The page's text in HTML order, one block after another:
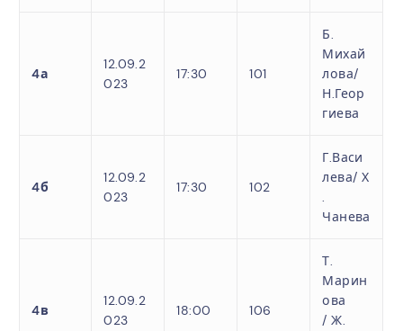
4а
12.09.2
023
17:30 101
Б.
Михай
лова/
Н.Геор
гиева
4б
12.09.2
023
17:30 102
Г.Васи
лева/ Х
.
Чанева
4в
12.09.2
023
18:00 106
Т.
Марин
ова
/Ж.